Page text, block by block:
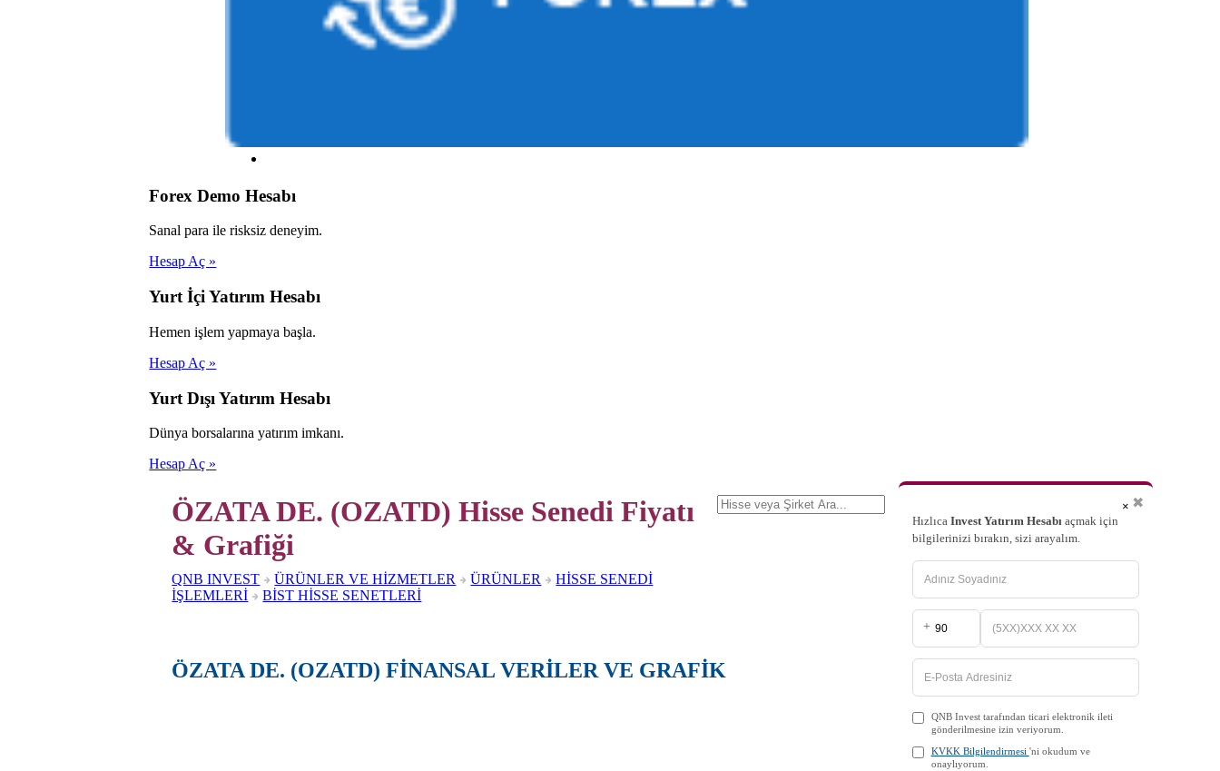
Forex Demo Hesabı
Sanal para ile risksiz deneyim.
Hesap Aç »
Yurt İçi Yatırım Hesabı
Hemen işlem yapmaya başla.
Hesap Aç »
Yurt Dışı Yatırım Hesabı
Dünya borsalarına yatırım imkanı.
Hesap Aç »
ÖZATA DE. (OZATD) Hisse SenediFiyatı
& Grafiği
QNB INVEST ÜRÜNLER VE HİZMETLER ÜRÜNLER
HİSSE SENEDİ
İŞLEMLERİ
BİST HİSSE SENETLERİ
ÖZATA DE. (OZATD) FİNANSAL VERİLER VE GRAFİK
✖
Hızlıca Invest Yatırım Hesabıaçmak için
bilgilerinizi bırakın, sizi arayalım.
+
QNB Invest tarafından ticari elektronik ileti
gönderilmesine izin veriyorum.
KVKK Bilgilendirmesi 'ni okudum ve
onaylıyorum.
×